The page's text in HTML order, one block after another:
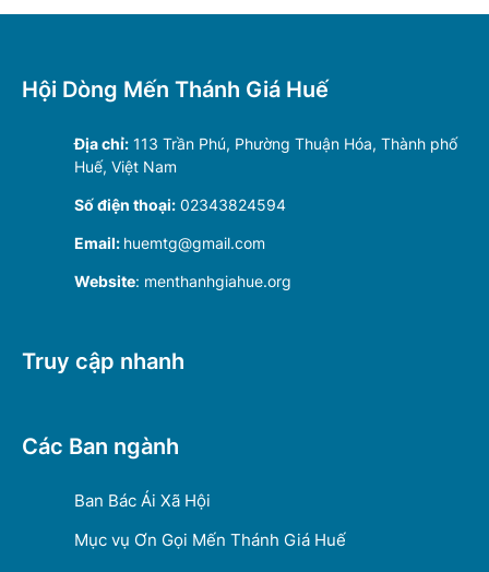
Hội Dòng Mến Thánh Giá Huế
Địa chỉ: 113 Trần Phú, Phường Thuận Hóa, Thành phố
Huế, Việt Nam
Số điện thoại: 02343824594
Email: huemtg@gmail.com
Website: menthanhgiahue.org
Truy cập nhanh
Các Ban ngành
Ban Bác Ái Xã Hội
Mục vụ Ơn Gọi Mến Thánh Giá Huế